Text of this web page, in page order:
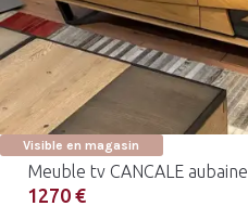
Visible en magasin
Meuble tv CANCALE aubaine
1270 €